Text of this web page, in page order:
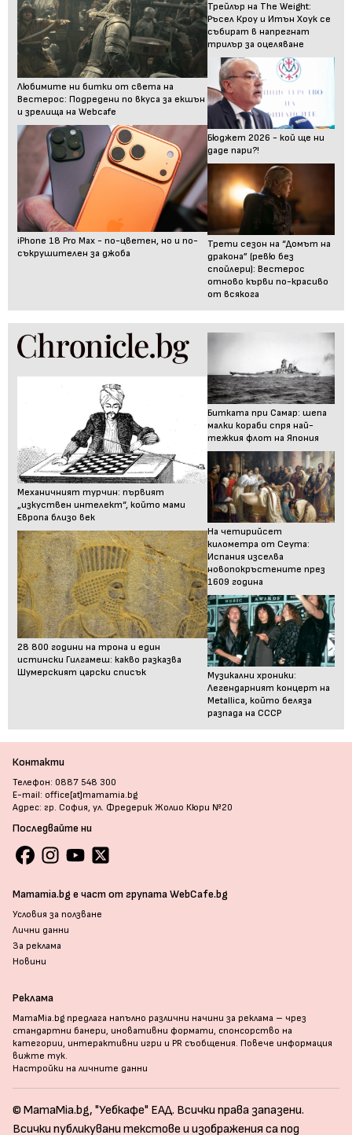
Любимите ни битки от света на
Вестерос: Подредени по вкуса за екшън
и зрелища на Webcafe
iPhone 18 Pro Max - по-цветен, но и по-
съкрушителен за джоба
Трейлър на The Weight:
Ръсел Кроу и Итън Хоук се
събират в напрегнат
трилър за оцеляване
Бюджет 2026 - кой ще ни
даде пари?!
Трети сезон на “Домът на
дракона” (ревю без
спойлери): Вестерос
отново кърви по-красиво
от всякога
Механичният турчин: първият
„изкуствен интелект“, който мами
Европа близо век
28 800 години на трона и един
истински Гилгамеш: какво разказва
Шумерският царски списък
Битката при Самар: шепа
малки кораби спря най-
тежкия флот на Япония
На четирийсет
километра от Сеута:
Испания изселва
новопокръстените през
1609 година
Музикални хроники:
Легендарният концерт на
Metallica, който беляза
разпада на СССР
Контакти
Телефон: 0887 548 300
E-mail: office[at]mamamia.bg
Адрес: гр. София, ул. Фредерик Жолио Кюри №20
Последвайте ни
Mamamia.bg е част от групата WebCafe.bg
Условия за ползване
Лични данни
За реклама
Новини
Реклама
MamaMia.bg предлага напълно различни начини за реклама – чрез
стандартни банери, иновативни формати, спонсорство на
категории, интерактивни игри и PR съобщения. Повече информация
вижте тук.
Настройки на личните данни
© MamaMia.bg, "Уебкафе" ЕАД. Всички права запазени.
Всички публикувани текстове и изображения са под